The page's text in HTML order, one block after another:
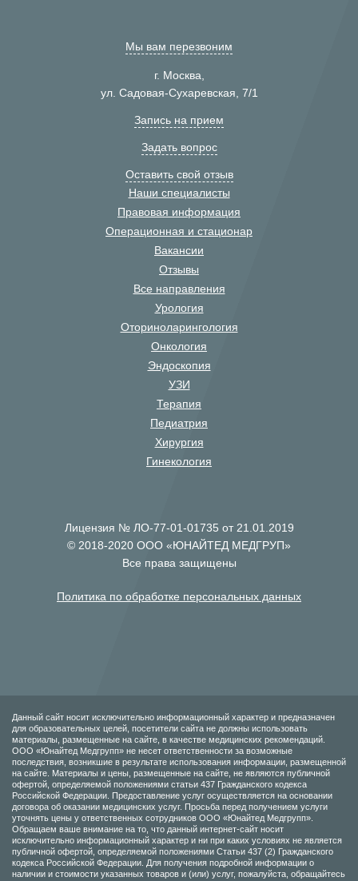
Мы вам перезвоним
г. Москва,
ул. Садовая-Сухаревская, 7/1
Запись на прием
Задать вопрос
Оставить свой отзыв
Наши специалисты
Правовая информация
Операционная и стационар
Вакансии
Отзывы
Все направления
Урология
Оториноларингология
Онкология
Эндоскопия
УЗИ
Терапия
Педиатрия
Хирургия
Гинекология
Лицензия № ЛО-77-01-01735 от 21.01.2019
© 2018-2020 ООО «ЮНАЙТЕД МЕДГРУП»
Все права защищены
Политика по обработке персональных данных
Данный сайт носит исключительно информационный характер и предназначен
для образовательных целей, посетители сайта не должны использовать
материалы, размещенные на сайте, в качестве медицинских рекомендаций.
ООО «Юнайтед Медгрупп» не несет ответственности за возможные
последствия, возникшие в результате использования информации, размещенной
на сайте. Материалы и цены, размещенные на сайте, не являются публичной
офертой, определяемой положениями статьи 437 Гражданского кодекса
Российской Федерации. Предоставление услуг осуществляется на основании
договора об оказании медицинских услуг. Просьба перед получением услуги
уточнять цены у ответственных сотрудников ООО «Юнайтед Медгрупп».
Обращаем ваше внимание на то, что данный интернет-сайт носит
исключительно информационный характер и ни при каких условиях не является
публичной офертой, определяемой положениями Статьи 437 (2) Гражданского
кодекса Российской Федерации. Для получения подробной информации о
наличии и стоимости указанных товаров и (или) услуг, пожалуйста, обращайтесь